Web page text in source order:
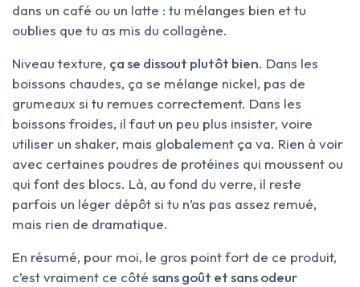
dans un café ou un latte : tu mélanges bien et tu
oublies que tu as mis du collagène.
Niveau texture, ça se dissout plutôt bien. Dans les
boissons chaudes, ça se mélange nickel, pas de
grumeaux si tu remues correctement. Dans les
boissons froides, il faut un peu plus insister, voire
utiliser un shaker, mais globalement ça va. Rien à voir
avec certaines poudres de protéines qui moussent ou
qui font des blocs. Là, au fond du verre, il reste
parfois un léger dépôt si tu n’as pas assez remué,
mais rien de dramatique.
En résumé, pour moi, le gros point fort de ce produit,
c’est vraiment ce côté sans goût et sans odeur